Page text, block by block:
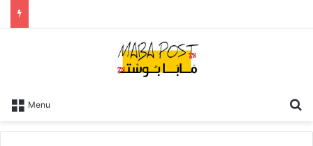
Menu